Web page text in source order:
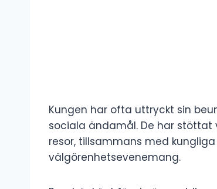
Kungen har ofta uttryckt sin
sociala ändamål. De har
resor, tillsammans med
välgörenhetsevenemang.